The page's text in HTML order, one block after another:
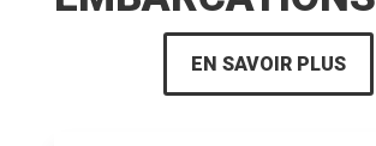
EN SAVOIR PLUS